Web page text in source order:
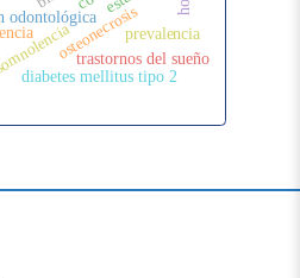
osteonecrosis
odontológica
trastornos del sueño
diabetes mellitus tipo 2
prevalencia